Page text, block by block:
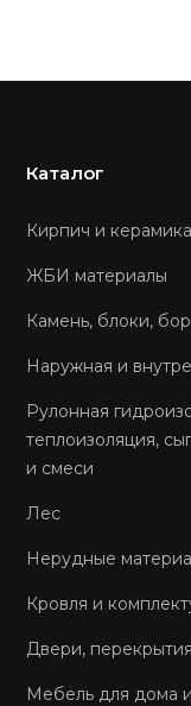
Каталог
Кирпич и керамика
ЖБИ материалы
Камень, блоки,
Наружная и
Рулонная
теплоизоляция,
и смеси
Лес
Нерудные
Кровля и
Двери,
Мебель для дома